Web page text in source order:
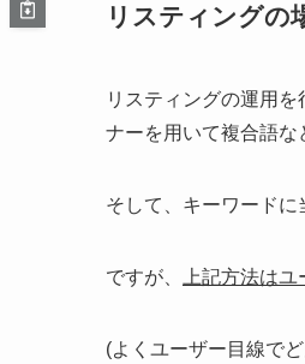
リスティングの
リスティングの運用
ナーを用いて複合語な
そして、キーワードに
ですが、 上記方法は
(よくユーザー目線で